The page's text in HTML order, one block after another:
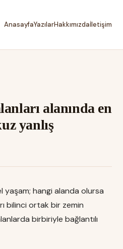
AnasayfaYazılarHakkımızdaİletişim
alanında en
yanlış
yaşam; hangi alanda olursa
bilinci ortak bir zemin
birbiriyle bağlantılı